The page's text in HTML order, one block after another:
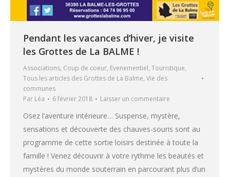
Pendant les vacances d’hiver, je visite
les Grottes de La BALME !
Associations, Coup de coeur, Evenementiel, Touristique,
Tous les articles des Grottes de La Balme, Vie des
communes
Par Léa 6 février 2018 Laisser un commentaire
Osez l’aventure intérieure… Suspense, mystère,
sensations et découverte des chauves-souris sont au
programme de cette sortie loisirs destinée à toute la
famille ! Venez découvrir à votre rythme les beautés et
mystères du monde souterrain en parcourant plus d’un